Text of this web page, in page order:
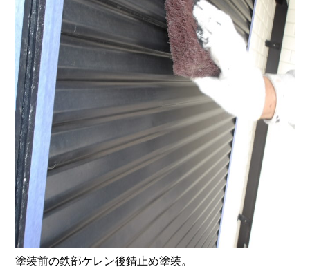
塗装前の鉄部ケレン後錆止め塗装。